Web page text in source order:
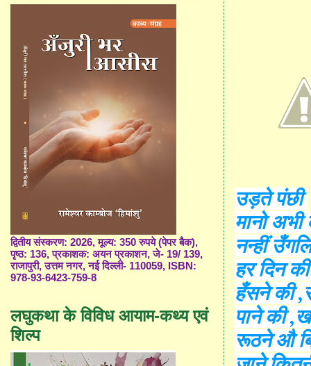
उड़ते पंछी
मानो
नन्हीं
हर दिन
हँसने की
पाने की
रूठने औ
द्वितीय संस्करण: 2026, मूल्य: 350 रुपये (पेपर बैक),
पृष्ठ: 136, प्रकाशक: अयन प्रकाशन, जे- 19/ 139,
राजापुरी, उत्तम नगर, नई दिल्ली- 110059, ISBN:
978-93-6423-759-8
लघुकथा के विविध आयाम-कथ्य एवं
शिल्प